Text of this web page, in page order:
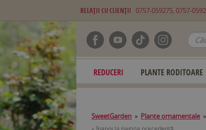
RELAŢII CU CLIENŢII 0757-059275, 0757-
REDUCERI PLANTE RODITOARE
SweetGarden » Plante ornamentale »